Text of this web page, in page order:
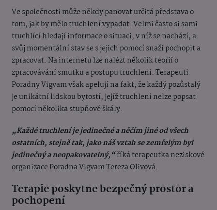
Ve společnosti může někdy panovat určitá představa o
tom, jak by mělo truchlení vypadat. Velmi často si sami
truchlící hledají informace o situaci, v níž se nachází, a
svůj momentální stav se s jejich pomocí snaží pochopit a
zpracovat. Na internetu lze nalézt několik teorií o
zpracovávání smutku a postupu truchlení. Terapeuti
Poradny Vigvam však apelují na fakt, že každý pozůstalý
je unikátní lidskou bytostí, jejíž truchlení nelze popsat
pomocí několika stupňové škály.
„Každé truchlení je jedinečné a něčím jiné od všech
ostatních, stejně tak, jako náš vztah se zemřelým byl
jedinečný a neopakovatelný,“říká terapeutka neziskové
organizace Poradna Vigvam Tereza Olivová.
Terapie poskytne bezpečný prostor a
pochopení